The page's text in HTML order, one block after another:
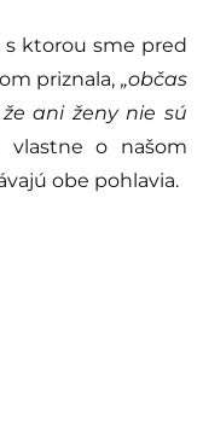
s ktorou sme pred
priznala, „občas
ani ženy nie sú
o našom
obe pohlavia.